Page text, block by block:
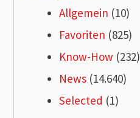
Allgemein (10)
Favoriten (825)
Know-How (232)
News (14.640)
Selected (1)